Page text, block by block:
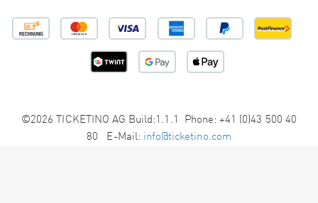
©2026 TICKETINO AG Build:1.1.1 Phone: +41 (0)43 500 40
80 E-Mail: info@ticketino.com